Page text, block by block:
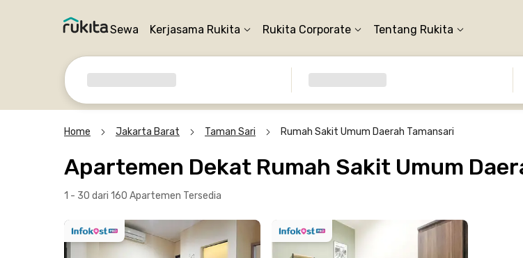
Sewa Kerjasama Rukita Rukita Corporate Tentang Rukita
Home Jakarta Barat Taman Sari Rumah Sakit Umum Daerah Tamansari
Apartemen Dekat Rumah Sakit Umum
1 - 30 dari 160 Apartemen Tersedia